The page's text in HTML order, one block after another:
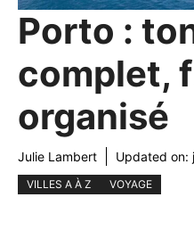
Porto :
complet,
organisé
Julie Lambert Updated on:
VILLES A À Z VOYAGE